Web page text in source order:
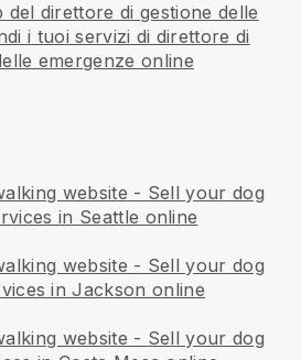
del direttore di gestione delle
i tuoi servizi di direttore di
emergenze online
website - Sell your dog
in Seattle online
website - Sell your dog
in Jackson online
website - Sell your dog